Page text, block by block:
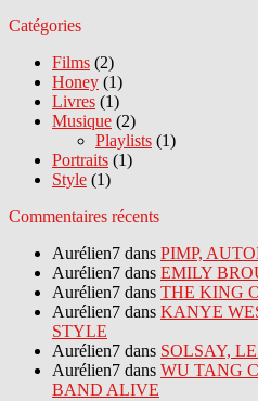
Catégories
Films (2)
Honey (1)
Livres (1)
Musique (2)
Playlists (1)
Portraits (1)
Style (1)
Commentaires récents
Aurélien7 dans PIMP,
Aurélien7 dans EMILY
Aurélien7 dans THE KING
Aurélien7 dans KANYE
STYLE
Aurélien7 dans SOLSAY,
Aurélien7 dans WU TANG
BAND ALIVE